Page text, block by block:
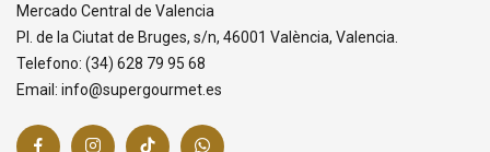
Mercado Central de Valencia
Pl. de la Ciutat de Bruges, s/n, 46001 València, Valencia.
Telefono: (34) 628 79 95 68
Email: info@supergourmet.es